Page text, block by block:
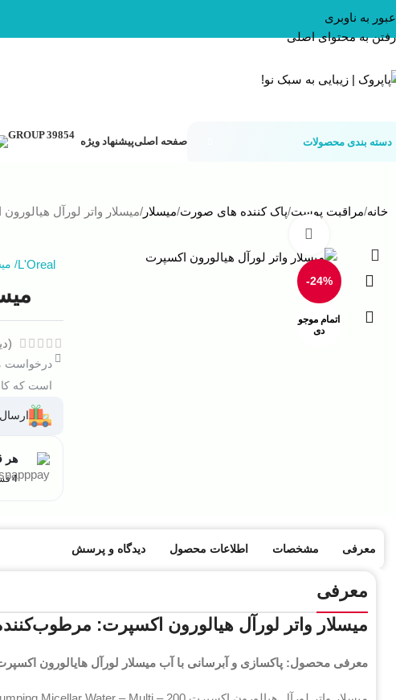
عبور به ناوبری
رفتن به محتوای اصلی
دسته بندی محصولات صفحه اصلیپیشنهاد ویژه
خانه مراقبت پوست پاک کننده های صورت میسلار میسلار واتر لورآل
-24%
اتمام موجو
دی
L'Oreal
/
درخواست
است که
ارسال
هر
4 قسط ماهانه. بدون سود، چک و ضامن.
معرفی مشخصات اطلاعات محصول دیدگاه و پرسش
معرفی
میسلار واتر لورآل هیالورون اکسپرت:
معرفی محصول: پاکسازی و آبرسانی با آب میسلار لورآل هایالورون